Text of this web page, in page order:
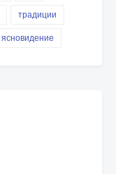
традиции
ясновидение